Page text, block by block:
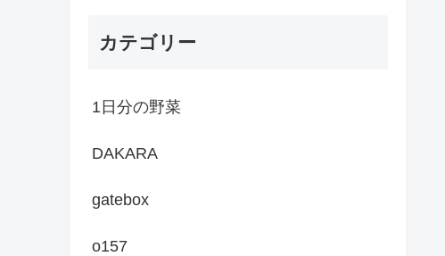
カテゴリー
1日分の野菜
DAKARA
gatebox
o157